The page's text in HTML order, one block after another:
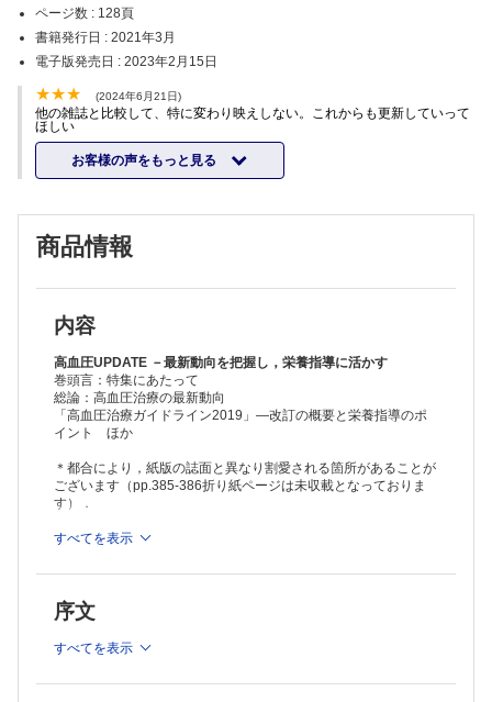
ページ数 : 128頁
書籍発行日 : 2021年3月
電子版発売日 : 2023年2月15日
(2024年6月21日)
他の雑誌と比較して、特に変わり映えしない。これからも更新していって
ほしい
お客様の声をもっと見る
商品情報
内容
高血圧UPDATE －最新動向を把握し，栄養指導に活かす
巻頭言：特集にあたって
総論：高血圧治療の最新動向
「高血圧治療ガイドライン2019」―改訂の概要と栄養指導のポ
イント ほか
＊都合により，紙版の誌面と異なり割愛される箇所があることが
ございます（pp.385-386折り紙ページは未収載となっておりま
す）．
≫ 「臨床栄養」最新号・バックナンバーはこちら
※本製品はPCでの閲覧も可能です。
境で閲覧可能なPDF版をご覧いただけます。詳細は
認ください。
推奨ブラウザ： Firefox 最新版 / Google Chrome 最新版 / Safari
すべてを表示
序文
すべてを表示